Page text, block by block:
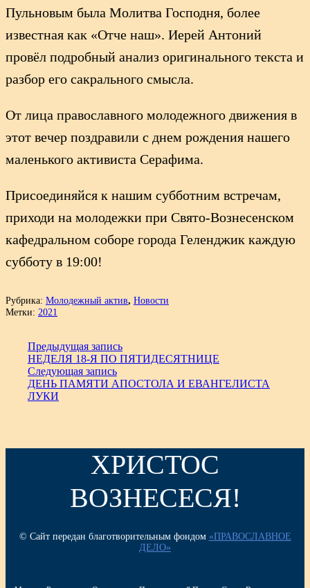
Пульновым была Молитва Господня, более
известная как «Отче наш». Иерей Антоний
провёл подробный анализ оригинального текста и
разбор его сакрального смысла.
От лица православного молодежного движения в
этот вечер поздравили с днем рождения нашего
маленького активиста Серафима.
Присоединяйся к нашим субботним встречам,
приходи на молодежки при Свято-Вознесенском
кафедральном соборе города Геленджик каждую
субботу в 19:00!
Рубрика: Молодежный актив, Новости
Метки: 2021
Предыдущая запись
НЕДЕЛЯ 18-Я ПО ПЯТИДЕСЯТНИЦЕ
Следующая запись
ДЕНЬ ПАМЯТИ АПОСТОЛА И ЕВАНГЕЛИСТА
ЛУКИ
ХРИСТОС
ВОЗНЕСЕСЯ!
© Сайт передан благотворительным фондом «ПРАВОСЛАВНОЕ
ДЕЛО»